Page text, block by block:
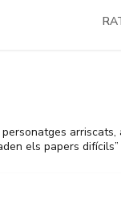
arriscats,
els papers difícils”